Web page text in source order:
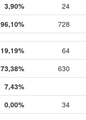
3,90%
24
96,10% 728
19,19%
64
73,38%
630
7,43%
0,00% 34